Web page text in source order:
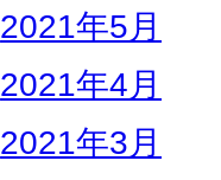
2021年5月
2021年4月
2021年3月